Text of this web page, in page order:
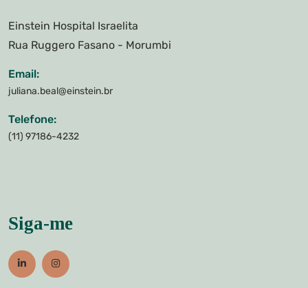
Einstein Hospital Israelita
Rua Ruggero Fasano - Morumbi
Email:
juliana.beal@einstein.br
Telefone:
(11) 97186-4232
Siga-me